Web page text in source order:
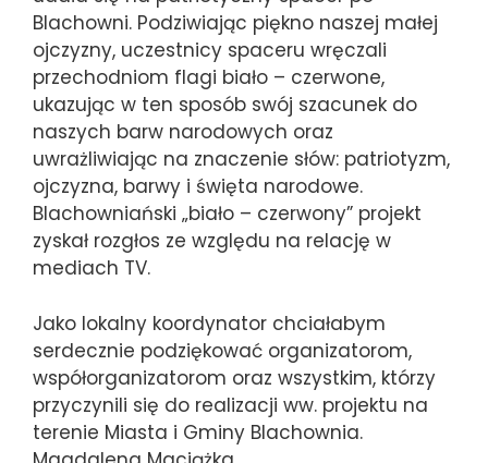
Blachowni. Podziwiając piękno naszej małej
ojczyzny, uczestnicy spaceru wręczali
przechodniom flagi biało – czerwone,
ukazując w ten sposób swój szacunek do
naszych barw narodowych oraz
uwrażliwiając na znaczenie słów: patriotyzm,
ojczyzna, barwy i święta narodowe.
Blachowniański „biało – czerwony” projekt
zyskał rozgłos ze względu na relację w
mediach TV.
Jako lokalny koordynator chciałabym
serdecznie podziękować organizatorom,
współorganizatorom oraz wszystkim, którzy
przyczynili się do realizacji ww. projektu na
terenie Miasta i Gminy Blachownia.